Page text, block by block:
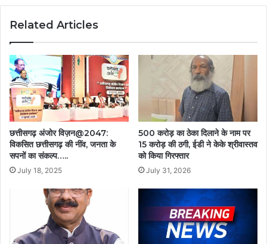
Related Articles
छत्तीसगढ़ अंजोर विज़न@2047:
विकसित छत्तीसगढ़ की नींव, जनता के
सपनों का संकल्प…..
July 18, 2025
500 करोड़ का ठेका दिलाने के नाम पर
15 करोड़ की ठगी, ईडी ने केके श्रीवास्तव
को किया गिरफ्तार
July 31, 2026